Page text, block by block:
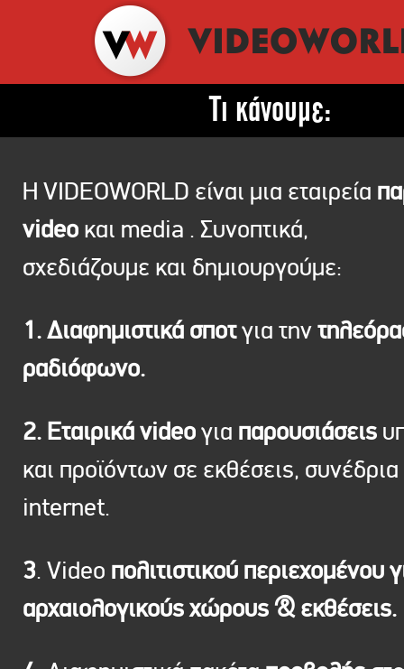
Τι κάνουμε:
Η VIDEOWORLD είναι μια εταιρεία
video και media . Συνοπτικά,
σχεδιάζουμε και δημιουργούμε:
1. Διαφημιστικά σποτγια την
ραδιόφωνο.
2. Εταιρικά videoγια παρουσιάσεις
και προϊόντων σε εκθέσεις, συνέδρια
internet.
3. Video πολιτιστικού περιεχομένου
αρχαιολογικούς χώρους & εκθέσεις.